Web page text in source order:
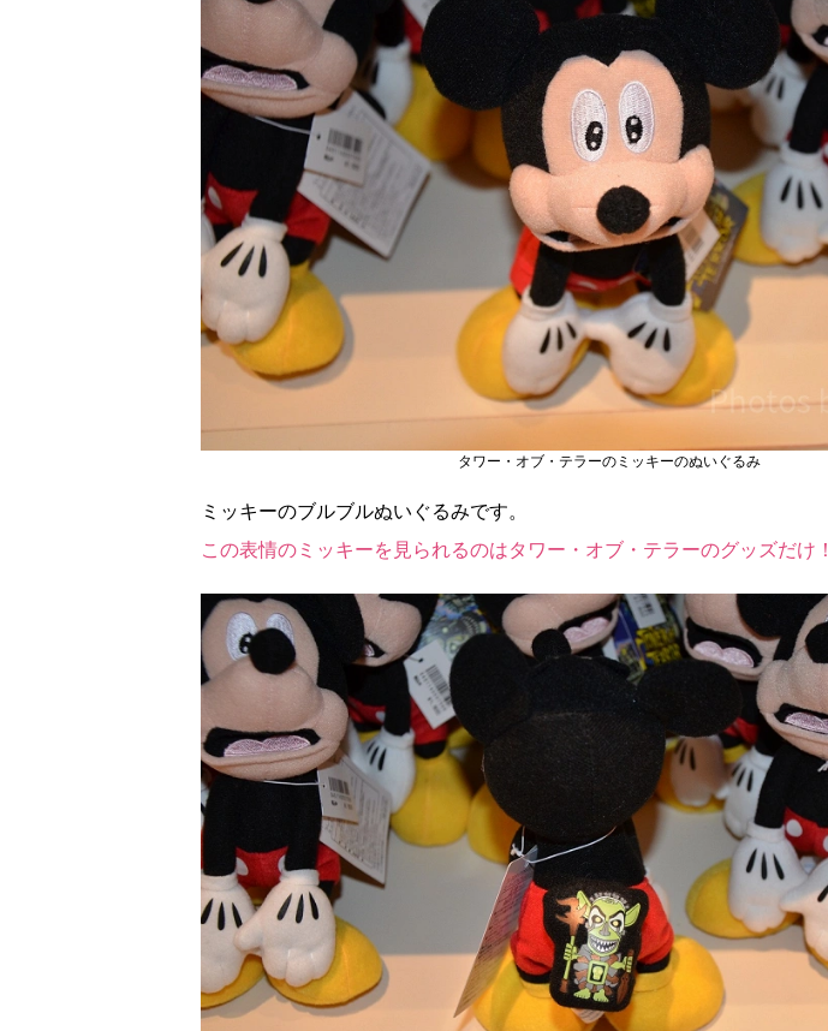
タワー・オブ・テラーのミッキーのぬいぐるみ
ミッキーのブルブルぬいぐるみです。
この表情のミッキーを見られるのはタワー・オブ・テラーのグッズだけ！